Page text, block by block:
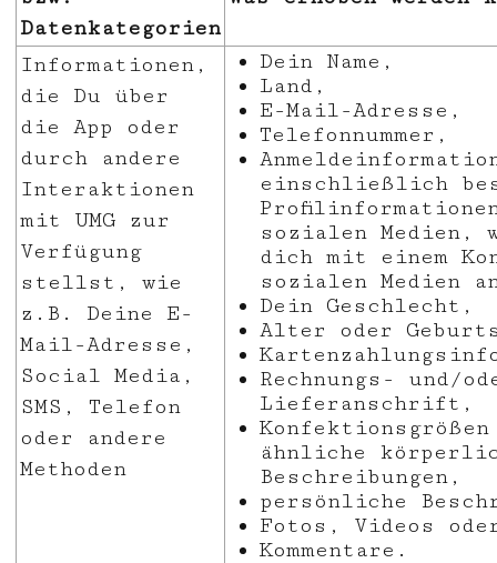
Datenkategorien
Informationen,
die Du über
die App oder
durch andere
Interaktionen
mit UMG zur
Verfügung
stellst, wie
z.B. Deine E-
Mail-Adresse,
Social Media,
SMS, Telefon
oder andere
Methoden
Dein Name,
Land,
E-Mail-Adresse,
Telefonnummer,
einschließlich
sozialen Medien,
dich mit einem
sozialen Medien
Dein Geschlecht,
Alter oder
Rechnungs- und/
Lieferanschrift,
ähnliche
Beschreibungen,
persönliche
Fotos, Videos
Kommentare.